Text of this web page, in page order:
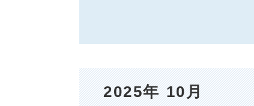
2025年 10月